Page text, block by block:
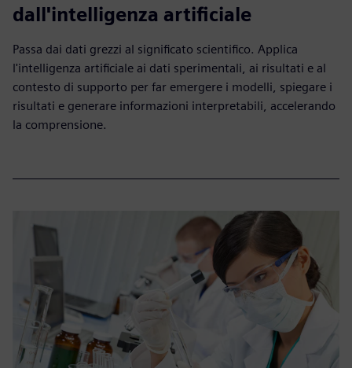
dall'intelligenza artificiale
Passa dai dati grezzi al significato scientifico. Applica
l'intelligenza artificiale ai dati sperimentali, ai risultati e al
contesto di supporto per far emergere i modelli, spiegare i
risultati e generare informazioni interpretabili, accelerando
la comprensione.